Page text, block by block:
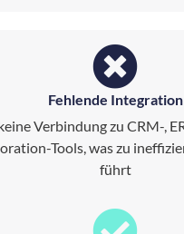
Fehlende Integration
Verbindung zu CRM-,
Tools, was zu
führt